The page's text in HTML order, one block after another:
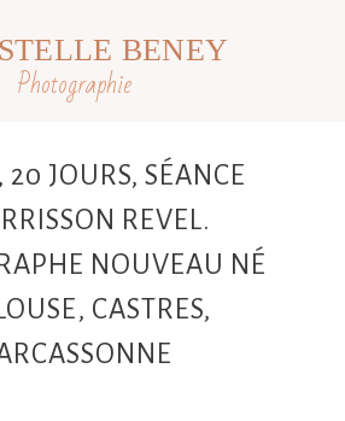
Photographie
BENEY
JOURS, SÉANCE
REVEL.
NOUVEAU NÉ
CASTRES,